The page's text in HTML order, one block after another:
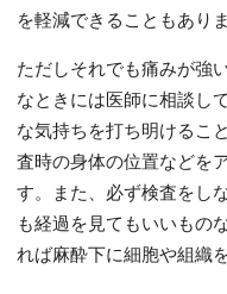
を軽減できることもありま
ただしそれでも痛みが強
なときには医師に相談し
な気持ちを打ち明けるこ
査時の身体の位置などを
す。また、必ず検査をし
も経過を見てもいいもの
れば麻酔下に細胞や組織